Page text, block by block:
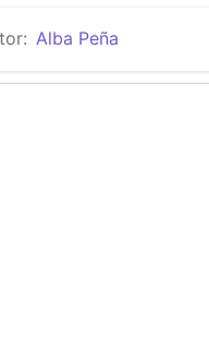
Alba Peña